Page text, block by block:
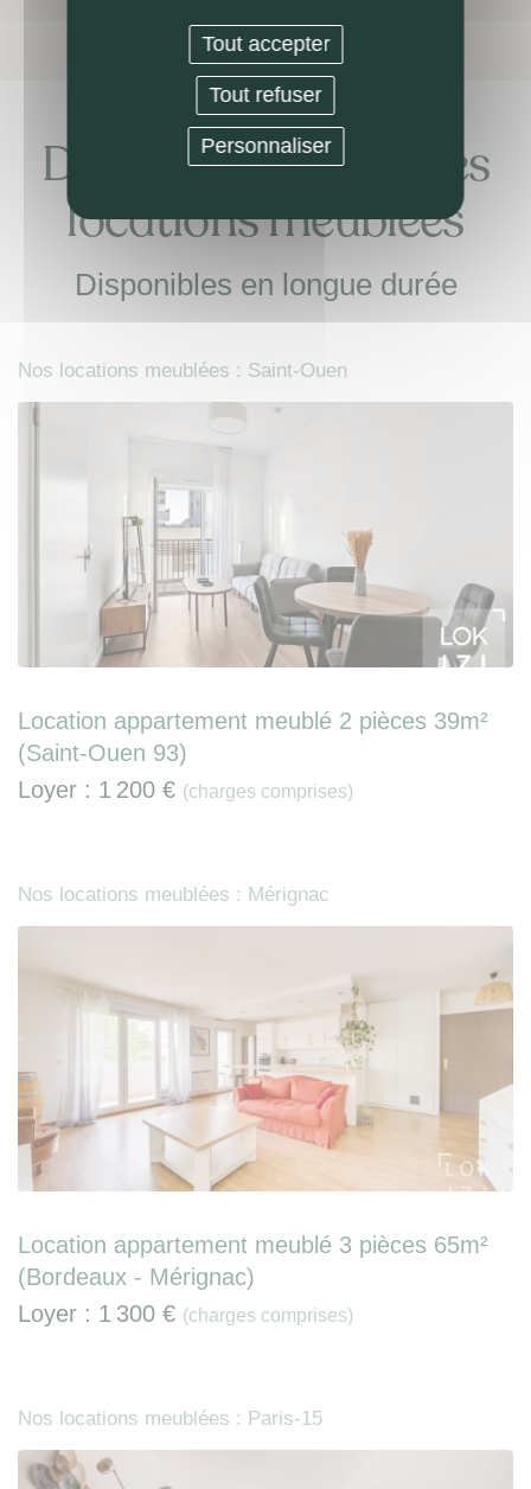
Découvrez nos autres
locations meublées
Disponibles en longue durée
Nos locations meublées : Saint-Ouen
Location appartement meublé 2 pièces 39m²
(Saint-Ouen 93)
Loyer : 1 200 € (charges comprises)
Nos locations meublées : Mérignac
Location appartement meublé 3 pièces 65m²
(Bordeaux - Mérignac)
Loyer : 1 300 € (charges comprises)
Nos locations meublées : Paris-15
Tout accepter
Tout refuser
Personnaliser